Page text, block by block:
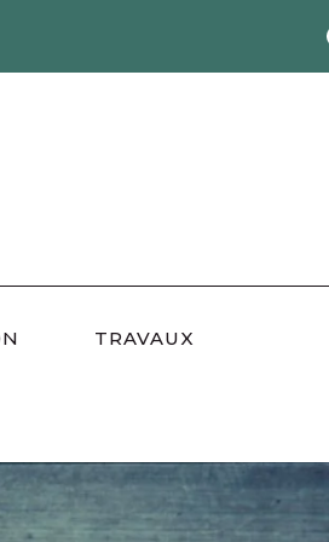
TRAVAUX